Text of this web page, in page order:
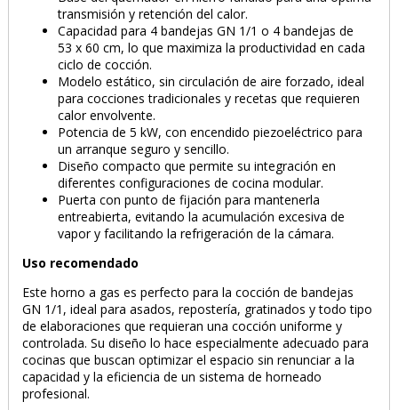
transmisión y retención del calor.
Capacidad para 4 bandejas GN 1/1 o 4 bandejas de
53 x 60 cm, lo que maximiza la productividad en cada
ciclo de cocción.
Modelo estático, sin circulación de aire forzado, ideal
para cocciones tradicionales y recetas que requieren
calor envolvente.
Potencia de 5 kW, con encendido piezoeléctrico para
un arranque seguro y sencillo.
Diseño compacto que permite su integración en
diferentes configuraciones de cocina modular.
Puerta con punto de fijación para mantenerla
entreabierta, evitando la acumulación excesiva de
vapor y facilitando la refrigeración de la cámara.
Uso recomendado
Este horno a gas es perfecto para la cocción de bandejas
GN 1/1, ideal para asados, repostería, gratinados y todo tipo
de elaboraciones que requieran una cocción uniforme y
controlada. Su diseño lo hace especialmente adecuado para
cocinas que buscan optimizar el espacio sin renunciar a la
capacidad y la eficiencia de un sistema de horneado
profesional.